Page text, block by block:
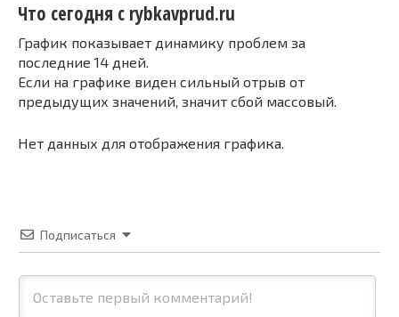
Что сегодня с rybkavprud.ru
График показывает динамику проблем за
последние 14 дней.
Если на графике виден сильный отрыв от
предыдущих значений, значит сбой массовый.
Нет данных для отображения графика.
Подписаться